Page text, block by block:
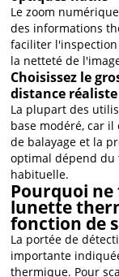
Le zoom
des informations
faciliter
la netteté de
Choisissez le
distance réaliste
La plupart des
base modéré, car
de balayage et la
optimal dépend du
habituelle.
Pourquoi
lunette
fonction de
La portée de
importante
thermique. Pour